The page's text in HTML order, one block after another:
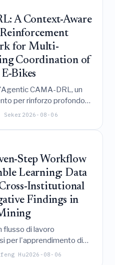
A Context-Aware
for Multi-
Coordination of
Bikes
CAMA-DRL, un
per rinforzo profondo
contesto che
bike nella logistica
miglioramenti
flotta, nella puntualità,
e nelle emissioni di
basati su regole.
2026-08-06
Step Workflow
Learning: Data
Institutional
Findings in
flusso di lavoro
per l'apprendimento di
data
Hu2026-08-06